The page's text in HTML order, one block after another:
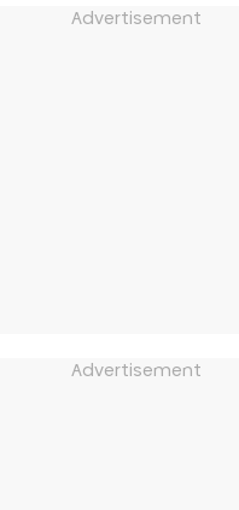
Advertisement
Advertisement